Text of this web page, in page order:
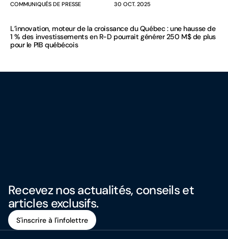
COMMUNIQUÉS DE PRESSE 30 OCT. 2025
L’innovation, moteur de la croissance du Québec : une hausse de
1 % des investissements en R-D pourrait générer 250 M$ de plus
pour le PIB québécois
Recevez nos actualités, conseils et
articles exclusifs.
S'inscrire à l'infolettre